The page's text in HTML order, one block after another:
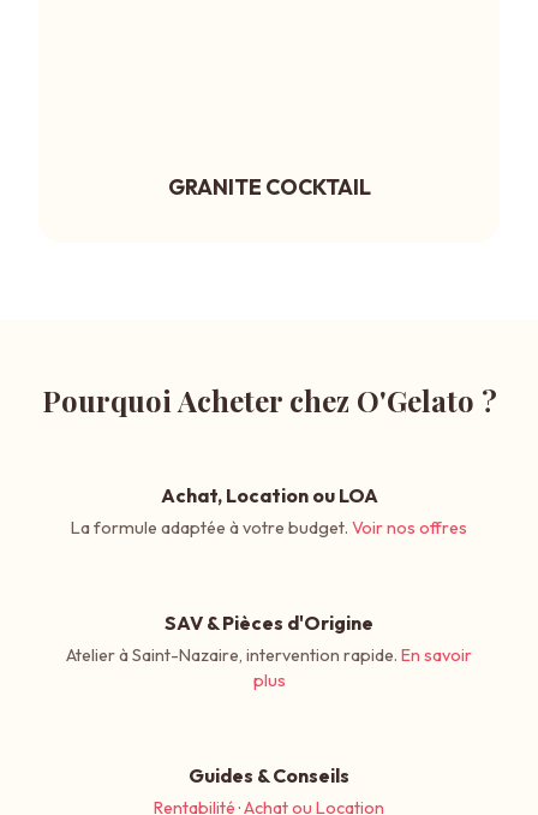
GRANITE COCKTAIL
Pourquoi Acheter chez O'Gelato ?
Achat, Location ou LOA
La formule adaptée à votre budget. Voir nos offres
SAV & Pièces d'Origine
Atelier à Saint-Nazaire, intervention rapide. En savoir
plus
Guides & Conseils
Rentabilité ·Achat ou Location